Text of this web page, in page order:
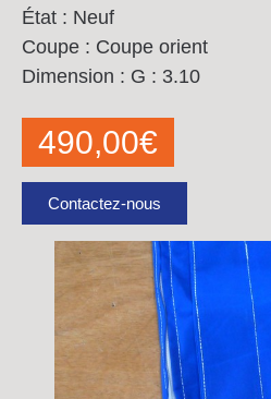
État : Neuf
Coupe : Coupe orient
Dimension : G : 3.10
490,00€
Contactez-nous